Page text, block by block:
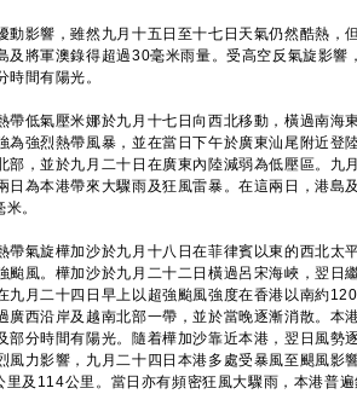
影響，雖然九月十五日至十七日天氣仍然酷熱，
及將軍澳錄得超過30毫米雨量。受高空反氣旋影
時間有陽光。
低氣壓米娜於九月十七日向西北移動，橫過南海
為強烈熱帶風暴，並在當日下午於廣東汕尾附近登
部，並於九月二十日在廣東內陸減弱為低壓區。九
日為本港帶來大驟雨及狂風雷暴。在這兩日，港
。
氣旋樺加沙於九月十八日在菲律賓以東的西北太
颱風。樺加沙於九月二十二日橫過呂宋海峽，翌日
九月二十四日早上以超強颱風強度在香港以南約
廣西沿岸及越南北部一帶，並於當晚逐漸消散。本
部分時間有陽光。隨着樺加沙靠近本港，翌日風勢
風力影響，九月二十四日本港多處受暴風至颶風
里及114公里。當日亦有頻密狂風大驟雨，本港普